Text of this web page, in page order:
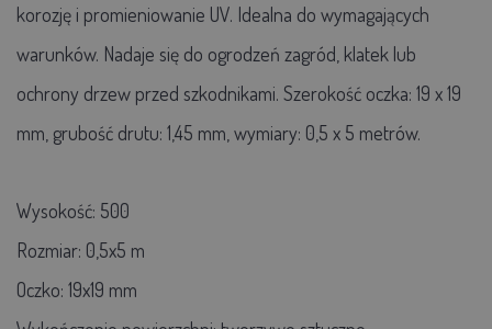
korozję i promieniowanie UV. Idealna do wymagających
warunków. Nadaje się do ogrodzeń zagród, klatek lub
ochrony drzew przed szkodnikami. Szerokość oczka: 19 x 19
mm, grubość drutu: 1,45 mm, wymiary: 0,5 x 5 metrów.
Wysokość: 500
Rozmiar: 0,5x5 m
Oczko: 19x19 mm